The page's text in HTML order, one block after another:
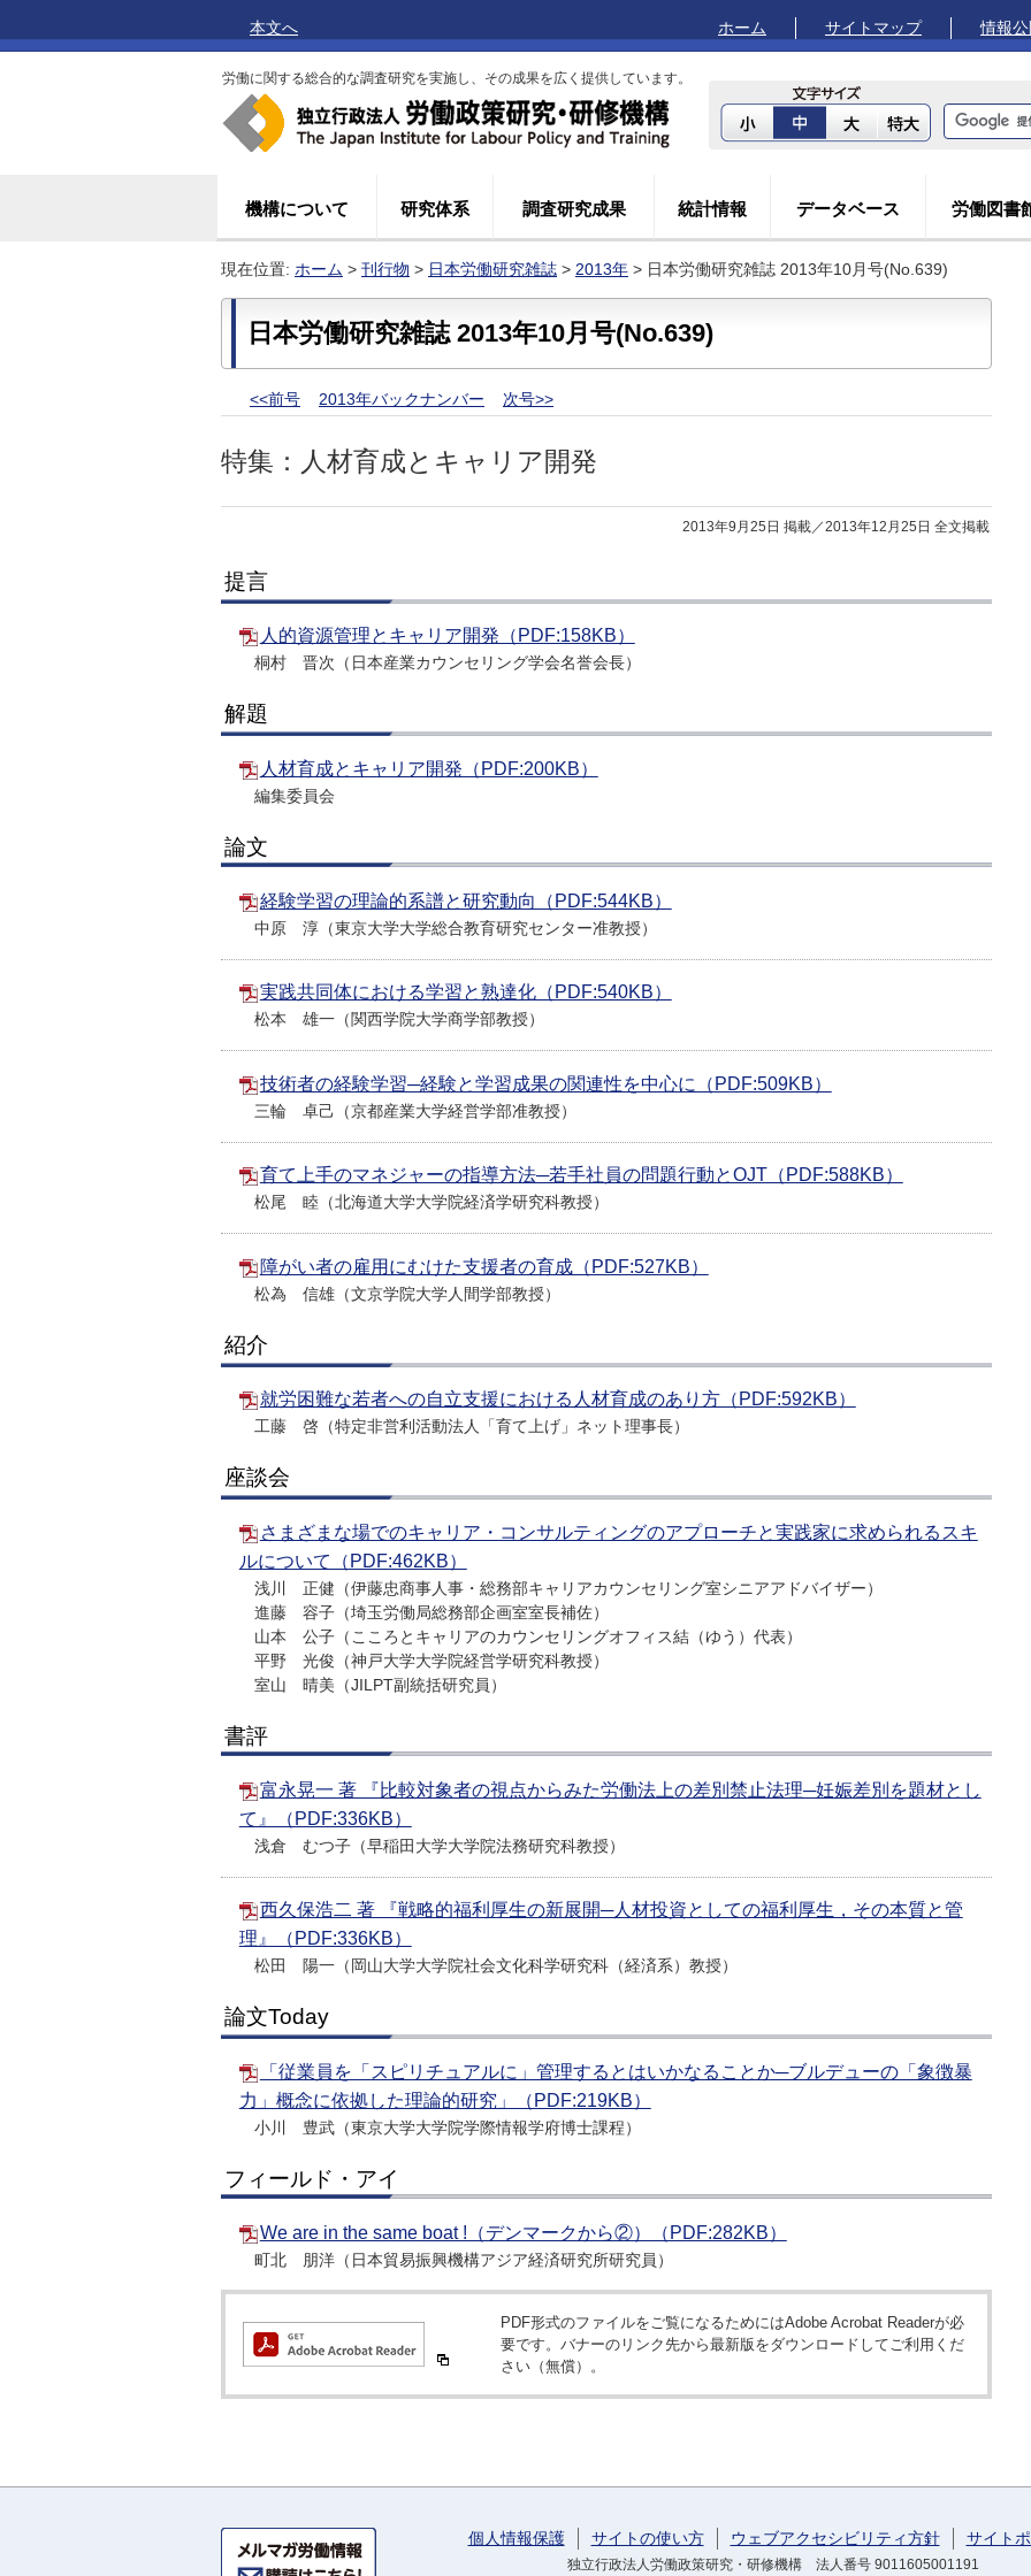
本文へ ホーム サイトマップ 情報公
労働に関する総合的な調査研究を実施し、その成果を広く提供しています。
機構について 研究体系 調査研究成果 統計情報 データベース 労働図書
現在位置: ホーム > 刊行物 > 日本労働研究雑誌 > 2013年 > 日本労働研究雑誌 2013年10月号(No.639)
日本労働研究雑誌 2013年10月号(No.639)
<<前号 2013年バックナンバー 次号>>
特集：人材育成とキャリア開発
2013年9月25日 掲載／2013年12月25日 全文掲載
提言
人的資源管理とキャリア開発（PDF:158KB）
桐村 晋次（日本産業カウンセリング学会名誉会長）
解題
人材育成とキャリア開発（PDF:200KB）
編集委員会
論文
経験学習の理論的系譜と研究動向（PDF:544KB）
中原 淳（東京大学大学総合教育研究センター准教授）
実践共同体における学習と熟達化（PDF:540KB）
松本 雄一（関西学院大学商学部教授）
技術者の経験学習─経験と学習成果の関連性を中心に（PDF:509KB）
三輪 卓己（京都産業大学経営学部准教授）
育て上手のマネジャーの指導方法─若手社員の問題行動とOJT（PDF:588KB）
松尾 睦（北海道大学大学院経済学研究科教授）
障がい者の雇用にむけた支援者の育成（PDF:527KB）
松為 信雄（文京学院大学人間学部教授）
紹介
就労困難な若者への自立支援における人材育成のあり方（PDF:592KB）
工藤 啓（特定非営利活動法人「育て上げ」ネット理事長）
座談会
さまざまな場でのキャリア・コンサルティングのアプローチと実践家に求められるスキ
ルについて（PDF:462KB）
浅川 正健（伊藤忠商事人事・総務部キャリアカウンセリング室シニアアドバイザー）
進藤 容子（埼玉労働局総務部企画室室長補佐）
山本 公子（こころとキャリアのカウンセリングオフィス結（ゆう）代表）
平野 光俊（神戸大学大学院経営学研究科教授）
室山 晴美（JILPT副統括研究員）
書評
富永晃一 著 『比較対象者の視点からみた労働法上の差別禁止法理─妊娠差別を題材とし
て』（PDF:336KB）
浅倉 むつ子（早稲田大学大学院法務研究科教授）
西久保浩二 著 『戦略的福利厚生の新展開─人材投資としての福利厚生，その本質と管
理』（PDF:336KB）
松田 陽一（岡山大学大学院社会文化科学研究科（経済系）教授）
論文Today
「従業員を「スピリチュアルに」管理するとはいかなることか─ブルデューの「象徴暴
力」概念に依拠した理論的研究」（PDF:219KB）
小川 豊武（東京大学大学院学際情報学府博士課程）
フィールド・アイ
We are in the same boat !（デンマークから②）（PDF:282KB）
町北 朋洋（日本貿易振興機構アジア経済研究所研究員）
PDF形式のファイルをご覧になるためにはAdobe Acrobat Readerが必
要です。バナーのリンク先から最新版をダウンロードしてご利用くだ
さい（無償）。
個人情報保護 サイトの使い方 ウェブアクセシビリティ方針 サイト
独立行政法人労働政策研究・研修機構 法人番号 9011605001191